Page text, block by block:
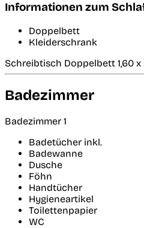
Informationen zum
Doppelbett
Kleiderschrank
Schreibtisch Doppelbett 1,60 x
Badezimmer
Badezimmer 1
Badetücher inkl.
Badewanne
Dusche
Föhn
Handtücher
Hygieneartikel
Toilettenpapier
WC